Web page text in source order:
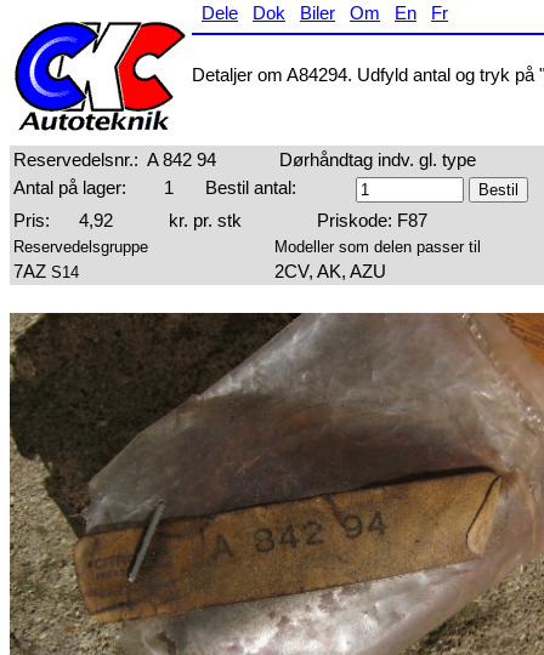
Dele Dok Biler Om En Fr
Detaljer om A84294. Udfyld antal og tryk på
Reservedelsnr.: A 842 94
Dørhåndtag indv. gl. type
Antal på lager:
1
Bestil antal:
Pris:
4,92 kr. pr. stk Priskode: F87
Reservedelsgruppe Modeller som delen passer til
7AZ S14 2CV, AK, AZU